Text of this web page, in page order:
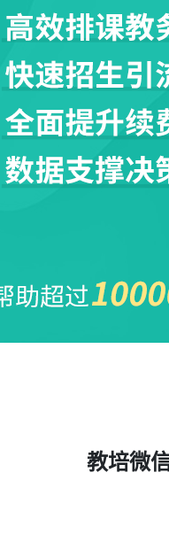
教培微